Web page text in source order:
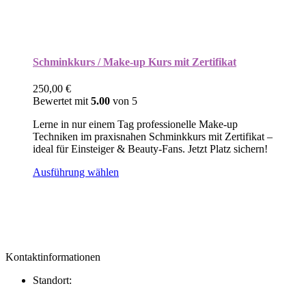
Schminkkurs / Make-up Kurs mit Zertifikat
250,00 €
Bewertet mit5.00 von 5
Lerne in nur einem Tag professionelle Make-up
Techniken im praxisnahen Schminkkurs mit Zertifikat –
ideal für Einsteiger & Beauty-Fans. Jetzt Platz sichern!
Ausführung wählen
Kontaktinformationen
Standort: